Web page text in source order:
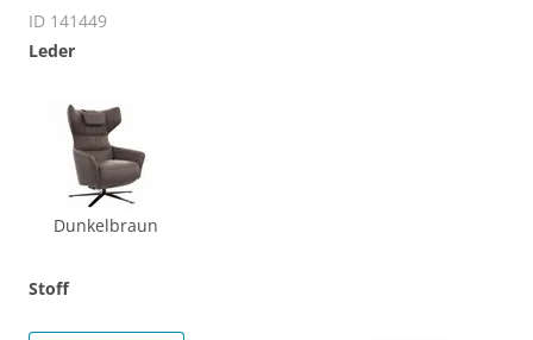
ID 141449
Leder
Dunkelbraun
Stoff